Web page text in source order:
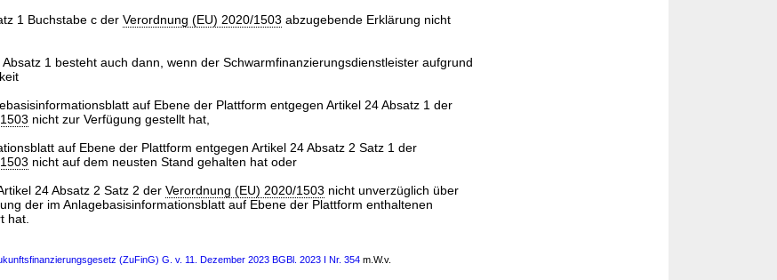
1 Buchstabe c der Verordnung (EU) 2020/1503 abzugebende Erklärung nicht
1 besteht auch dann, wenn der Schwarmfinanzierungsdienstleister aufgrund
auf Ebene der Plattform entgegen Artikel 24 Absatz 1 der
nicht zur Verfügung gestellt hat,
auf Ebene der Plattform entgegen Artikel 24 Absatz 2 Satz 1 der
nicht auf dem neusten Stand gehalten hat oder
24 Absatz 2 Satz 2 der Verordnung (EU) 2020/1503 nicht unverzüglich über
der im Anlagebasisinformationsblatt auf Ebene der Plattform enthaltenen
hat.
(ZuFinG) G. v. 11. Dezember 2023 BGBl. 2023 I Nr. 354 m.W.v.